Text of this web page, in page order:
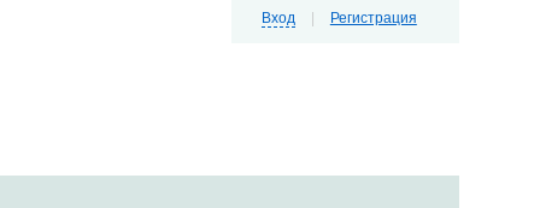
Вход Регистрация